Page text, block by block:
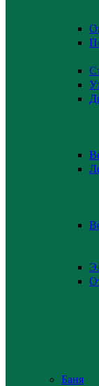
Баня